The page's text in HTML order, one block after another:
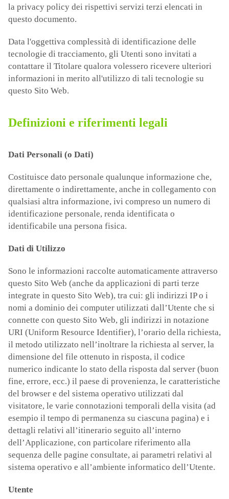
la privacy policy dei rispettivi servizi terzi elencati in
questo documento.
Data l'oggettiva complessità di identificazione delle
tecnologie di tracciamento, gli Utenti sono invitati a
contattare il Titolare qualora volessero ricevere ulteriori
informazioni in merito all'utilizzo di tali tecnologie su
questo Sito Web.
Definizioni e riferimenti legali
Dati Personali (o Dati)
Costituisce dato personale qualunque informazione che,
direttamente o indirettamente, anche in collegamento con
qualsiasi altra informazione, ivi compreso un numero di
identificazione personale, renda identificata o
identificabile una persona fisica.
Dati di Utilizzo
Sono le informazioni raccolte automaticamente attraverso
questo Sito Web (anche da applicazioni di parti terze
integrate in questo Sito Web), tra cui: gli indirizzi IP o i
nomi a dominio dei computer utilizzati dall’Utente che si
connette con questo Sito Web, gli indirizzi in notazione
URI (Uniform Resource Identifier), l’orario della richiesta,
il metodo utilizzato nell’inoltrare la richiesta al server, la
dimensione del file ottenuto in risposta, il codice
numerico indicante lo stato della risposta dal server (buon
fine, errore, ecc.) il paese di provenienza, le caratteristiche
del browser e del sistema operativo utilizzati dal
visitatore, le varie connotazioni temporali della visita (ad
esempio il tempo di permanenza su ciascuna pagina) e i
dettagli relativi all’itinerario seguito all’interno
dell’Applicazione, con particolare riferimento alla
sequenza delle pagine consultate, ai parametri relativi al
sistema operativo e all’ambiente informatico dell’Utente.
Utente